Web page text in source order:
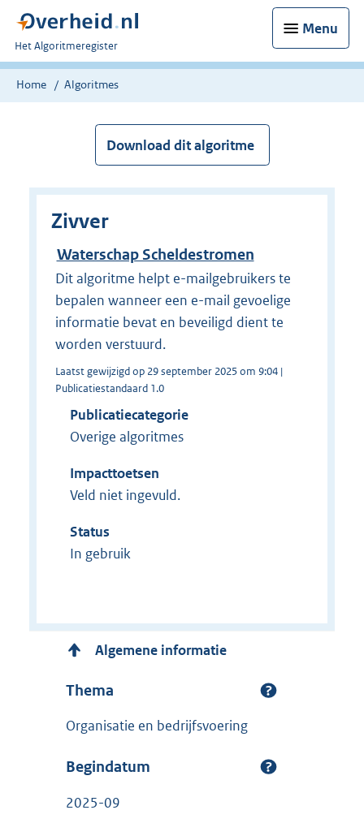
Menu
U
bent
nu
Het Algoritmeregister
Home Algoritmes
Download dit algoritme
Zivver
Waterschap Scheldestromen
Dit algoritme helpt e-mailgebruikers te
bepalen wanneer een e-mail gevoelige
informatie bevat en beveiligd dient te
worden verstuurd.
Laatst gewijzigd op 29 september 2025 om 9:04 |
Publicatiestandaard 1.0
Publicatiecategorie
Overige algoritmes
Impacttoetsen
Veld niet ingevuld.
Status
In gebruik
Algemene informatie
Thema
Organisatie en bedrijfsvoering
Begindatum
2025-09